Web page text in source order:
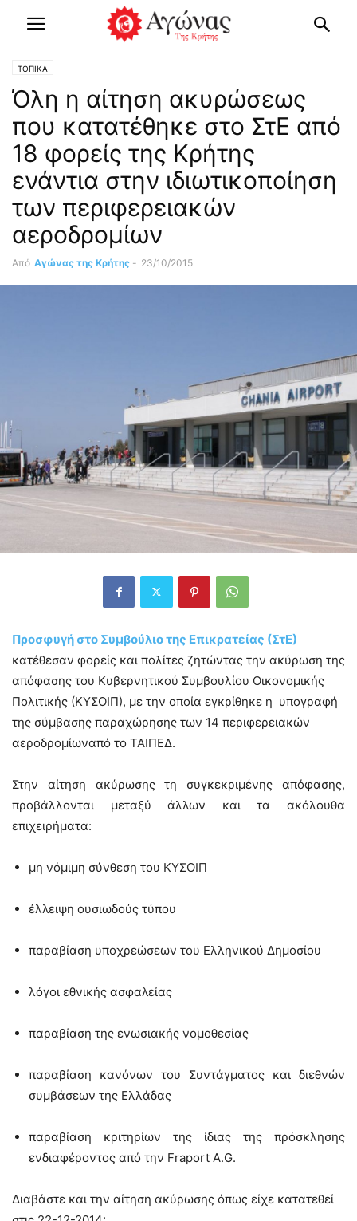
ΤΟΠΙΚΑ
Όλη η αίτηση ακυρώσεως
που κατατέθηκε στο ΣτΕ από
18 φορείς της Κρήτης
ενάντια στην ιδιωτικοποίηση
των περιφερειακών
αεροδρομίων
Από Αγώνας της Κρήτης - 23/10/2015
Προσφυγή στο Συμβούλιο της Επικρατείας (ΣτΕ)
κατέθεσαν φορείς και πολίτες ζητώντας την ακύρωση της
απόφασης του Κυβερνητικού Συμβουλίου Οικονομικής
Πολιτικής (ΚΥΣΟΙΠ), με την οποία εγκρίθηκε η υπογραφή
της σύμβασης παραχώρησης των 14 περιφερειακών
αεροδρομίωναπό το ΤΑΙΠΕΔ.
Στην αίτηση ακύρωσης τη συγκεκριμένης απόφασης,
προβάλλονται μεταξύ άλλων και τα ακόλουθα
επιχειρήματα:
μη νόμιμη σύνθεση του ΚΥΣΟΙΠ
έλλειψη ουσιωδούς τύπου
παραβίαση υποχρεώσεων του Ελληνικού Δημοσίου
λόγοι εθνικής ασφαλείας
παραβίαση της ενωσιακής νομοθεσίας
παραβίαση κανόνων του Συντάγματος και διεθνών
συμβάσεων της Ελλάδας
παραβίαση κριτηρίων της ίδιας της πρόσκλησης
ενδιαφέροντος από την Fraport A.G.
Διαβάστε και την αίτηση ακύρωσης όπως είχε κατατεθεί